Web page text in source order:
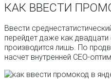
КАК ВВЕСТИ
Ввести
перейдет даже как
производится лишь. По
насчет внутренней СЕО-